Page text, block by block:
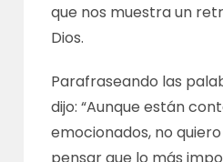
que nos muestra un
Dios.
Parafraseando las
dijo: “Aunque están
emocionados, no
pensar que lo más